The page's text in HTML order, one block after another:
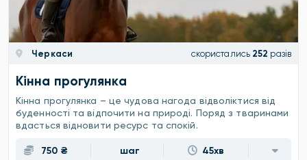
Черкаси скористались 252 разів
Кінна прогулянка
Кінна прогулянка – це чудова нагода відволіктися від
буденності та відпочити на природі. Поряд з тваринами
вдасться відновити ресурс та спокій.
750 ₴ шаг 45хв